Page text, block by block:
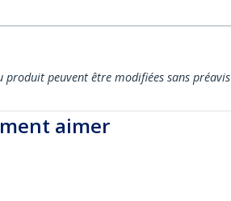
produit peuvent être modifiées sans préavis
aimer